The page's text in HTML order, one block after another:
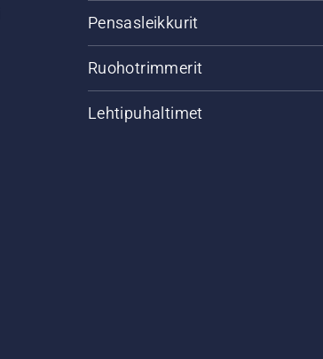
Pensasleikkurit
Ruohotrimmerit
Lehtipuhaltimet